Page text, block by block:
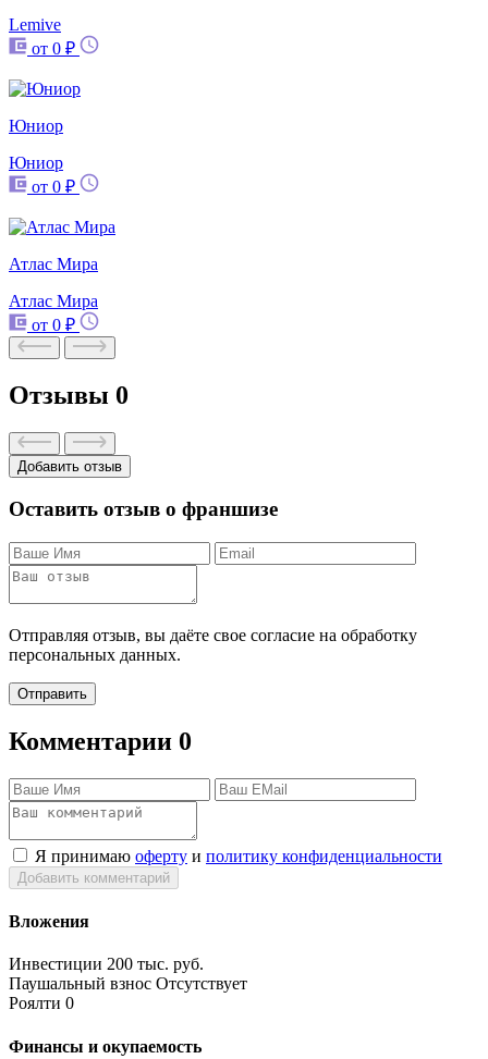
Lemive
от 0 ₽
Юниор
Юниор
от 0 ₽
Атлас Мира
Атлас Мира
от 0 ₽
Отзывы 0
Добавить отзыв
Оставить отзыв о франшизе
Отправляя отзыв, вы даёте свое согласие на обработку
персональных данных.
Отправить
Комментарии 0
Я принимаю оферту и политику конфиденциальности
Добавить комментарий
Вложения
Инвестиции 200 тыс. руб.
Паушальный взнос Отсутствует
Роялти 0
Финансы и окупаемость